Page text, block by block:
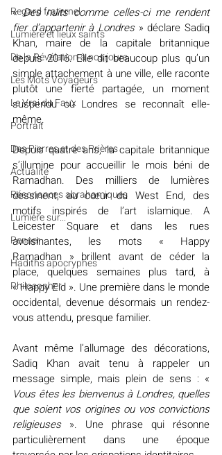
Regard fraternel
Lumière et lieux saints
De la Révélation à nos jours
Les Mots Voyageurs
Le Vrai du Faux
Portrait
Des Pierres et des Prières
Actualité
Résonances abrahamiques
Lumière sur...
Penser
Hadiths apocryphes
Philosopher
« Des nuits comme celles-ci me rendent
fier d’appartenir à Londres » déclare Sadiq
Khan, maire de la capitale britannique
depuis 2016. Elle dit beaucoup plus qu’un
simple attachement à une ville, elle raconte
plutôt une fierté partagée, un moment
suspendu où Londres se reconnaît elle-
même.
Depuis quatre ans, la capitale britannique
s’illumine pour accueillir le mois béni de
Ramadhan. Des milliers de lumières
dessinent, au cœur du West End, des
motifs inspirés de l’art islamique. A
Leicester Square et dans les rues
avoisinantes, les mots « Happy
Ramadhan » brillent avant de céder la
place, quelques semaines plus tard, à
« Happy Eid ». Une première dans le monde
occidental, devenue désormais un rendez-
vous attendu, presque familier.
Avant même l’allumage des décorations,
Sadiq Khan avait tenu à rappeler un
Vous êtes les bienvenus à Londres, quelles
que soient vos origines ou vos convictions
religieuses ». Une phrase qui résonne
particulièrement dans une époque